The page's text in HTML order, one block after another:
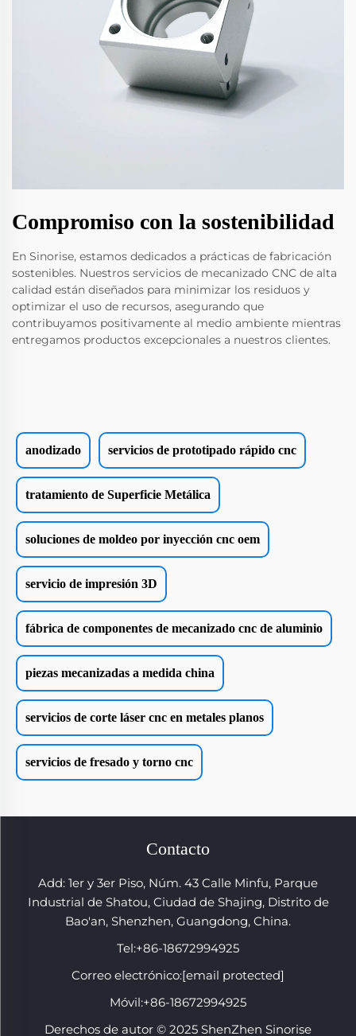
Compromiso con la sostenibilidad
En Sinorise, estamos dedicados a prácticas de fabricación
sostenibles. Nuestros servicios de mecanizado CNC de alta
calidad están diseñados para minimizar los residuos y
optimizar el uso de recursos, asegurando que
contribuyamos positivamente al medio ambiente mientras
entregamos productos excepcionales a nuestros clientes.
anodizado servicios de prototipado rápido cnc
tratamiento de Superficie Metálica
soluciones de moldeo por inyección cnc oem
servicio de impresión 3D
fábrica de componentes de mecanizado cnc de aluminio
piezas mecanizadas a medida china
servicios de corte láser cnc en metales planos
servicios de fresado y torno cnc
Contacto
Add: 1er y 3er Piso, Núm. 43 Calle Minfu, Parque
Industrial de Shatou, Ciudad de Shajing, Distrito de
Bao'an, Shenzhen, Guangdong, China.
Tel:+86-18672994925
Correo electrónico:[email protected]
Móvil:+86-18672994925
Derechos de autor © 2025 ShenZhen Sinorise